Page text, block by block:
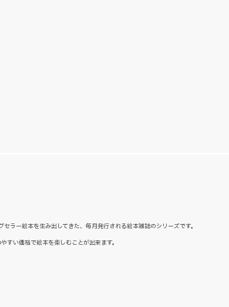
ラー絵本を生み出してきた、毎月発行される絵本雑誌のシリーズです。
すい価格で絵本を楽しむことが出来ます。